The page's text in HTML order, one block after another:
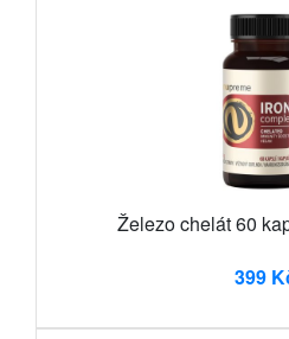
Železo chelát 60
399